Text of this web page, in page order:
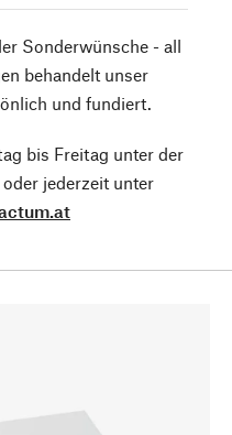
Sonderwünsche - all
behandelt unser
und fundiert.
bis Freitag unter der
oder jederzeit unter